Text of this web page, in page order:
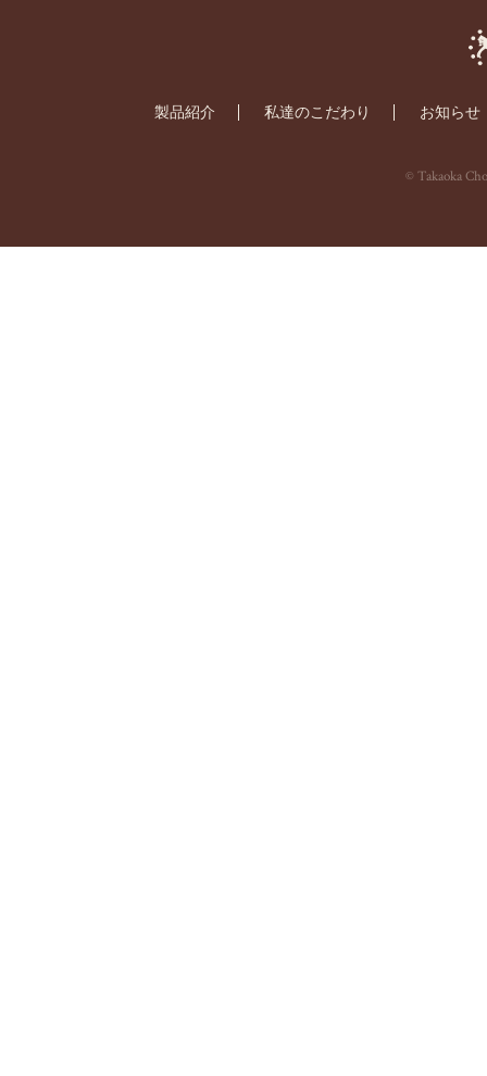
製品紹介 私達のこだわり お知らせ
© Takaoka